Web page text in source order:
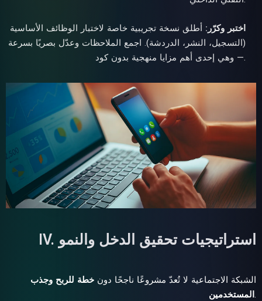
اختبر وكرّر: أطلق نسخة تجريبية خاصة لاختبار الوظائف الأساسية
(التسجيل، النشر، الدردشة). اجمع الملاحظات وعدّل بصريًا بسرعة
— وهي إحدى أهم مزايا منهجية بدون كود.
IV. استراتيجيات تحقيق الدخل والنمو
الشبكة الاجتماعية لا تُعدّ مشروعًا ناجحًا دون خطة للربح وجذب
المستخدمين .